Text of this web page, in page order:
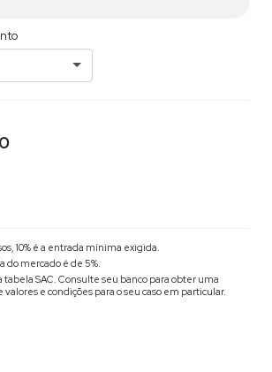
10% é a entrada mínima exigida.
do mercado é de 5%.
tabela SAC. Consulte seu banco para obter uma
e condições para o seu caso em particular.